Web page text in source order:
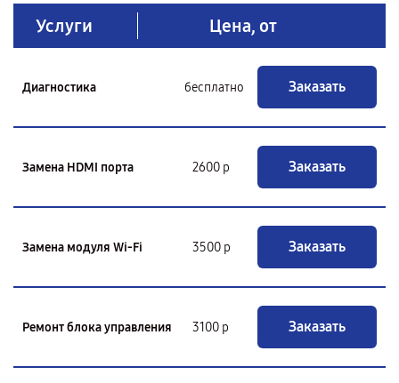
Услуги Цена, от
Диагностика бесплатно Заказать
Замена HDMI порта 2600 р Заказать
Замена модуля Wi-Fi 3500 р Заказать
Ремонт блока управления 3100 р Заказать